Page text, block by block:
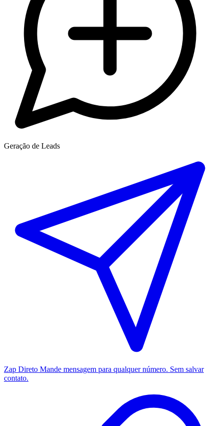
Geração de Leads
Zap Direto Mande mensagem para qualquer número. Sem salvar
contato.